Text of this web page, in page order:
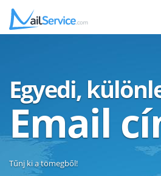
Egyedi,
Email
Tűnj ki a tömegből!